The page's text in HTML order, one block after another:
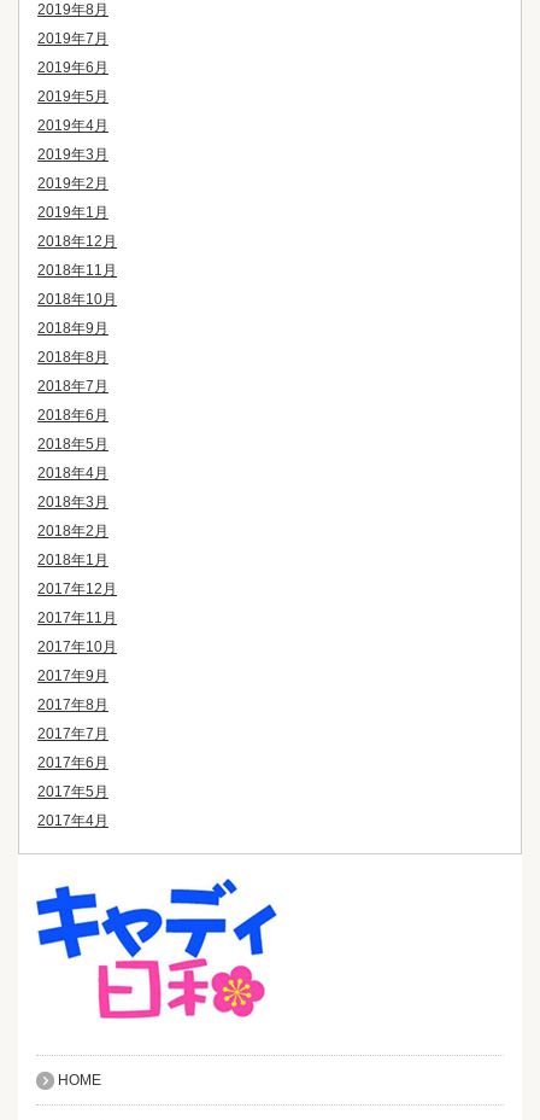
2019年8月
2019年7月
2019年6月
2019年5月
2019年4月
2019年3月
2019年2月
2019年1月
2018年12月
2018年11月
2018年10月
2018年9月
2018年8月
2018年7月
2018年6月
2018年5月
2018年4月
2018年3月
2018年2月
2018年1月
2017年12月
2017年11月
2017年10月
2017年9月
2017年8月
2017年7月
2017年6月
2017年5月
2017年4月
HOME